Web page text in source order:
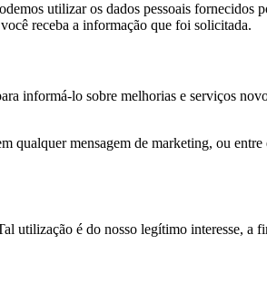
utilizar os dados pessoais fornecidos
receba a informação que foi solicitada.
informá-lo sobre melhorias e serviços
mensagem de marketing, ou
utilização é do nosso legítimo interesse,